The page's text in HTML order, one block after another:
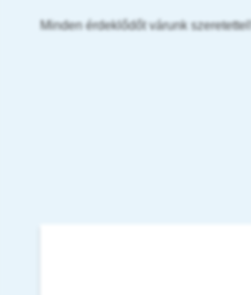
Minden érdeklődőt várunk szeretettel!